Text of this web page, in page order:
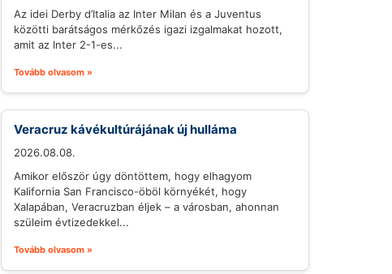
Az idei Derby d’Italia az Inter Milan és a Juventus
közötti barátságos mérkőzés igazi izgalmakat hozott,
amit az Inter 2-1-es...
Tovább olvasom »
Veracruz kávékultúrájának új hulláma
2026.08.08.
Amikor először úgy döntöttem, hogy elhagyom
Kalifornia San Francisco-öböl környékét, hogy
Xalapában, Veracruzban éljek – a városban, ahonnan
szüleim évtizedekkel...
Tovább olvasom »